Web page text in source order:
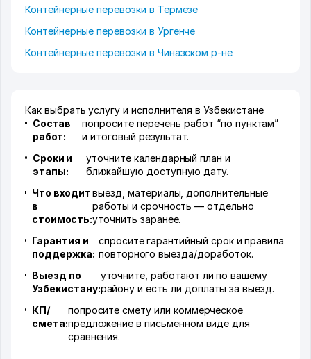
Контейнерные перевозки в Термезе
Контейнерные перевозки в Ургенче
Контейнерные перевозки в Чиназском р-не
Как выбрать услугу и исполнителя в Узбекистане
Состав
работ:
попросите перечень работ “по пунктам”
и итоговый результат.
Сроки и
этапы:
уточните календарный план и
ближайшую доступную дату.
Что входит
в
стоимость:
выезд, материалы, дополнительные
работы и срочность — отдельно
уточнить заранее.
Гарантия и
поддержка:
спросите гарантийный срок и правила
повторного выезда/доработок.
Выезд по
Узбекистану:
уточните, работают ли по вашему
району и есть ли доплаты за выезд.
КП/
смета:
попросите смету или коммерческое
предложение в письменном виде для
сравнения.